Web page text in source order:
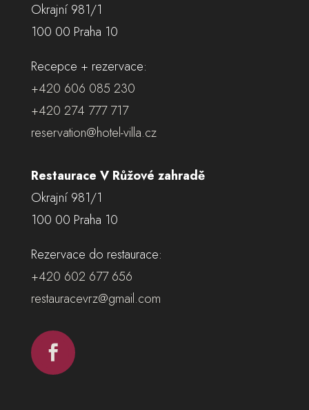
Okrajní 981/1
100 00 Praha 10
Recepce + rezervace:
+420 606 085 230
+420 274 777 717
reservation@hotel-villa.cz
Restaurace V Růžové zahradě
Okrajní 981/1
100 00 Praha 10
Rezervace do restaurace:
+420 602 677 656
restauracevrz@gmail.com
